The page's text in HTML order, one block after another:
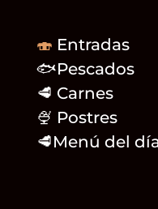
🍣 Entradas
🐟Pescados
🥩 Carnes
🍨 Postres
🥩Menú del